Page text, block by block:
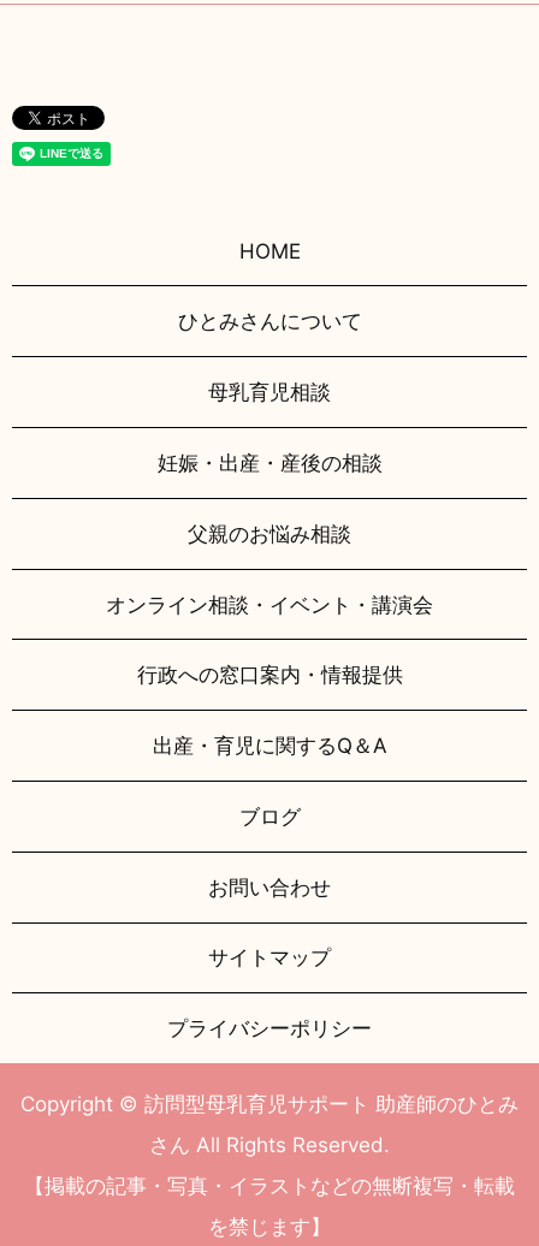
HOME
ひとみさんについて
母乳育児相談
妊娠・出産・産後の相談
父親のお悩み相談
オンライン相談・イベント・講演会
行政への窓口案内・情報提供
出産・育児に関するQ＆A
ブログ
お問い合わせ
サイトマップ
プライバシーポリシー
Copyright © 訪問型母乳育児サポート 助産師のひとみ
さん All Rights Reserved.
【掲載の記事・写真・イラストなどの無断複写・転載
を禁じます】